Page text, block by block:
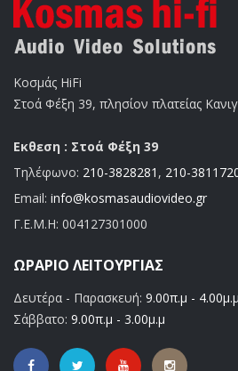
Κοσμάς HiFi
Στοά Φέξη 39, πλησίον πλατείας
Εκθεση : Στοά Φέξη 39
Τηλέφωνο: 210-3828281 , 210-
Email: info@kosmasaudiovideo.gr
Γ.Ε.Μ.Η: 004127301000
ΩΡΆΡΙΟ ΛΕΙΤΟΥΡΓΊΑΣ
Δευτέρα - Παρασκευή: 9.00π.μ - 4.00μ.μ
Σάββατο: 9.00π.μ - 3.00μ.μ